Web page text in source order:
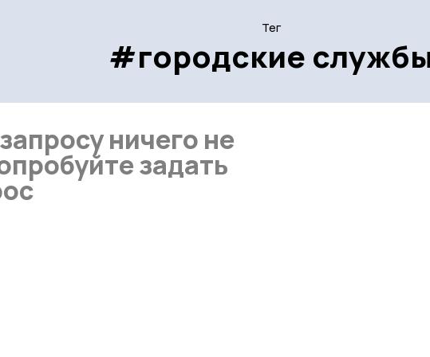
Тег
#городские
ничего не
задать